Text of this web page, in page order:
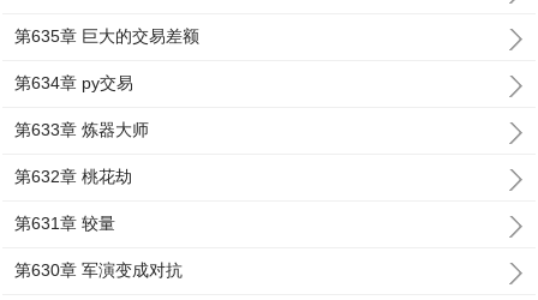
第635章 巨大的交易差额
第634章 py交易
第633章 炼器大师
第632章 桃花劫
第631章 较量
第630章 军演变成对抗